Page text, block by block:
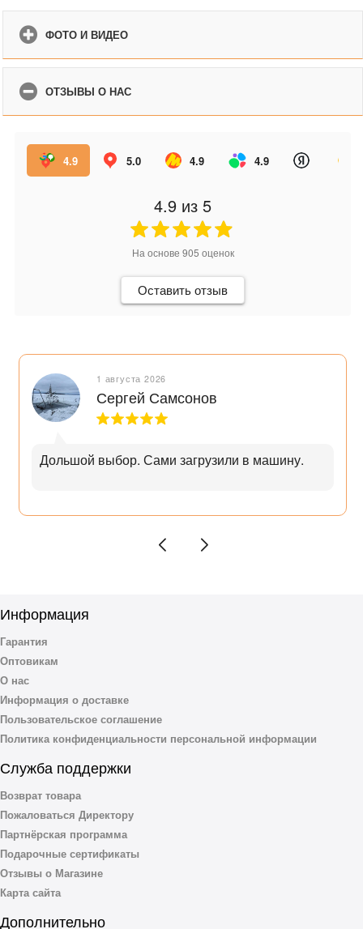
Благодаря электрическому камину в вашей квартире не только
появляется «живое» пламя, но происходит и увлажнение воздуха в
помещении. Очаг можно встроить в любой, подходящий по размеру
портал.
Камин с эффектом реального пламени создаст неповторимую
ФОТО И ВИДЕО
ОТЗЫВЫ О НАС
4.9 5.0 4.9 4.9
4.9 из 5
На основе 905 оценок
Оставить отзыв
1 августа 2026
Сергей Самсонов
Дольшой выбор. Сами загрузили в машину.
Информация
Гарантия
Оптовикам
О нас
Информация о доставке
Пользовательское соглашение
Политика конфиденциальности персональной информации
Служба поддержки
Возврат товара
Пожаловаться Директору
Партнёрская программа
Подарочные сертификаты
Отзывы о Магазине
Карта сайта
Дополнительно